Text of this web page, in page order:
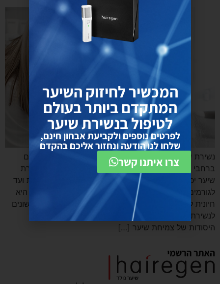
נשירת שיער היא דאגה שכיחה שמשפיעה על מיליוני אנשים
ברחבי העולם, ללא קשר לגיל או מין. הסיבות מאחורי נשירת
שיער יכולות להיות מורכבות ורב-גוניות, החל מנטייה גנטית ועד
לגורמים סביבתיים. הבנת הגורמים השונים לנשירת שיער היא
חיונית לטיפול וניהול יעילים. מאמר זה מתעמק בגורמים השונים
לנשירת שיער, ההשלכות שלהם והפתרונות הפוטנציאליים.
היסודות של צמיחת שיער […]
המכשיר לחיזוק השיער
המתקדם ביותר בעולם
לטיפול בנשירת שיער
לפרטים נוספים ולקביעת אבחון חינם,
שלחו לנו הודעה ונחזור אליכם בהקדם
צרו איתנו קשר